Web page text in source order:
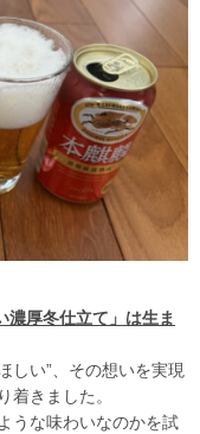
濃厚冬仕立て」は生ま
しい”、その想いを実現
着きました。
うな味わいなのかを試